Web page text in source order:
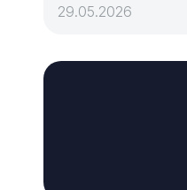
29.05.2026